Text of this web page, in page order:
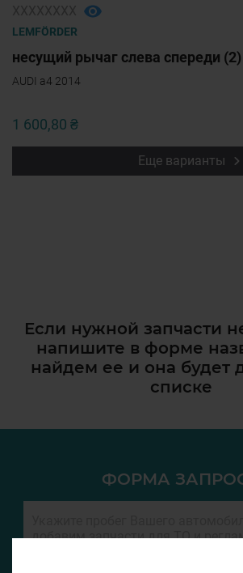
LEMFÖRDER
несущий рычаг слева спереди (2)
AUDI a4 2014
1 600,80 ₴
Еще варианты
Если нужной запчасти
напишите в форме
найдем ее и она будет
списке
ФОРМА